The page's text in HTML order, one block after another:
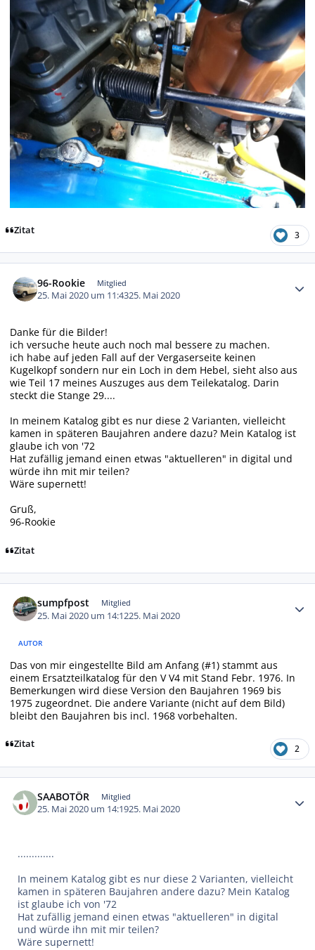
Zitat 3
96-Rookie Mitglied
25. Mai 2020 um 11:4325. Mai 2020
Danke für die Bilder!
ich versuche heute auch noch mal bessere zu machen.
ich habe auf jeden Fall auf der Vergaserseite keinen
Kugelkopf sondern nur ein Loch in dem Hebel, sieht also aus
wie Teil 17 meines Auszuges aus dem Teilekatalog. Darin
steckt die Stange 29....
In meinem Katalog gibt es nur diese 2 Varianten, vielleicht
kamen in späteren Baujahren andere dazu? Mein Katalog ist
glaube ich von '72
Hat zufällig jemand einen etwas "aktuelleren" in digital und
würde ihn mit mir teilen?
Wäre supernett!
Gruß,
96-Rookie
Zitat
sumpfpost Mitglied
25. Mai 2020 um 14:1225. Mai 2020
AUTOR
Das von mir eingestellte Bild am Anfang (#1) stammt aus
einem Ersatzteilkatalog für den V V4 mit Stand Febr. 1976. In
Bemerkungen wird diese Version den Baujahren 1969 bis
1975 zugeordnet. Die andere Variante (nicht auf dem Bild)
bleibt den Baujahren bis incl. 1968 vorbehalten.
Zitat 2
SAABOTÖR Mitglied
25. Mai 2020 um 14:1925. Mai 2020
.............
In meinem Katalog gibt es nur diese 2 Varianten, vielleicht
kamen in späteren Baujahren andere dazu? Mein Katalog
ist glaube ich von '72
Hat zufällig jemand einen etwas "aktuelleren" in digital
und würde ihn mit mir teilen?
Wäre supernett!